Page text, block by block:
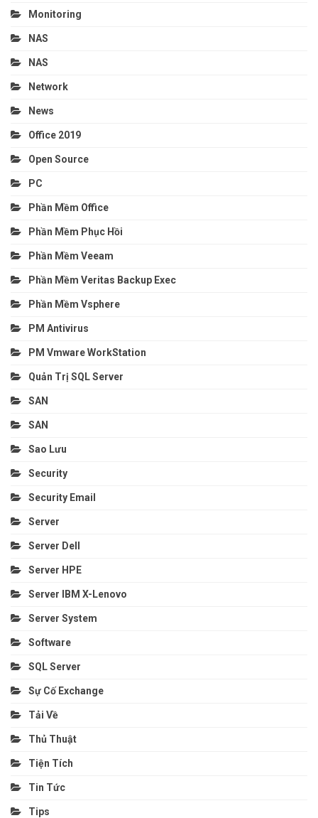
Monitoring
NAS
NAS
Network
News
Office 2019
Open Source
PC
Phần Mềm Office
Phần Mềm Phục Hồi
Phần Mềm Veeam
Phần Mềm Veritas Backup Exec
Phần Mềm Vsphere
PM Antivirus
PM Vmware WorkStation
Quản Trị SQL Server
SAN
SAN
Sao Lưu
Security
Security Email
Server
Server Dell
Server HPE
Server IBM X-Lenovo
Server System
Software
SQL Server
Sự Cố Exchange
Tải Về
Thủ Thuật
Tiện Tích
Tin Tức
Tips